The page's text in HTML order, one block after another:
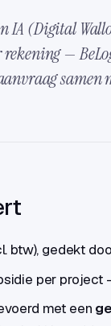
IA (Digital
rekening —
samen
btw), gedekt
per project
met een